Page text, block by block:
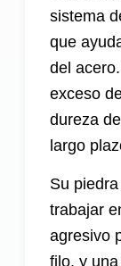
sistema
que
del
exceso
dureza
largo
Su
trabajar
agresivo
filo, y